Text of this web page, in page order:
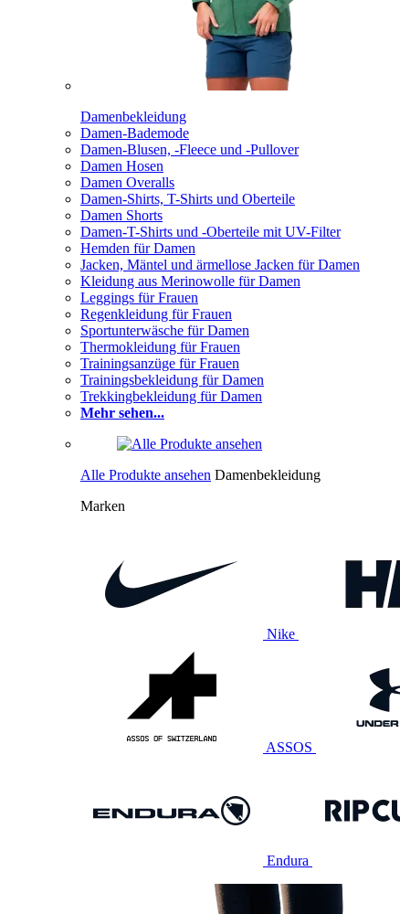
Damenbekleidung
Damen-Bademode
Damen-Blusen, -Fleece und -Pullover
Damen Hosen
Damen Overalls
Damen-Shirts, T-Shirts und Oberteile
Damen Shorts
Damen-T-Shirts und -Oberteile mit UV-Filter
Hemden für Damen
Jacken, Mäntel und ärmellose Jacken für Damen
Kleidung aus Merinowolle für Damen
Leggings für Frauen
Regenkleidung für Frauen
Sportunterwäsche für Damen
Thermokleidung für Frauen
Trainingsanzüge für Frauen
Trainingsbekleidung für Damen
Trekkingbekleidung für Damen
Mehr sehen...
Alle Produkte ansehen Damenbekleidung
Marken
Nike
ASSOS
Endura